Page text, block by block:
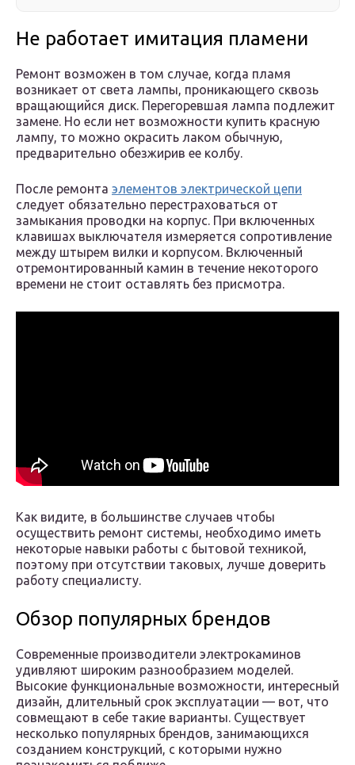
Не работает имитация пламени
Ремонт возможен в том случае, когда пламя
возникает от света лампы, проникающего сквозь
вращающийся диск. Перегоревшая лампа подлежит
замене. Но если нет возможности купить красную
лампу, то можно окрасить лаком обычную,
предварительно обезжирив ее колбу.
После ремонта элементов электрической цепи
следует обязательно перестраховаться от
замыкания проводки на корпус. При включенных
клавишах выключателя измеряется сопротивление
между штырем вилки и корпусом. Включенный
отремонтированный камин в течение некоторого
времени не стоит оставлять без присмотра.
Как видите, в большинстве случаев чтобы
осуществить ремонт системы, необходимо иметь
некоторые навыки работы с бытовой техникой,
поэтому при отсутствии таковых, лучше доверить
работу специалисту.
Обзор популярных брендов
Современные производители электрокаминов
удивляют широким разнообразием моделей.
Высокие функциональные возможности, интересный
дизайн, длительный срок эксплуатации — вот, что
совмещают в себе такие варианты. Существует
несколько популярных брендов, занимающихся
созданием конструкций, с которыми нужно